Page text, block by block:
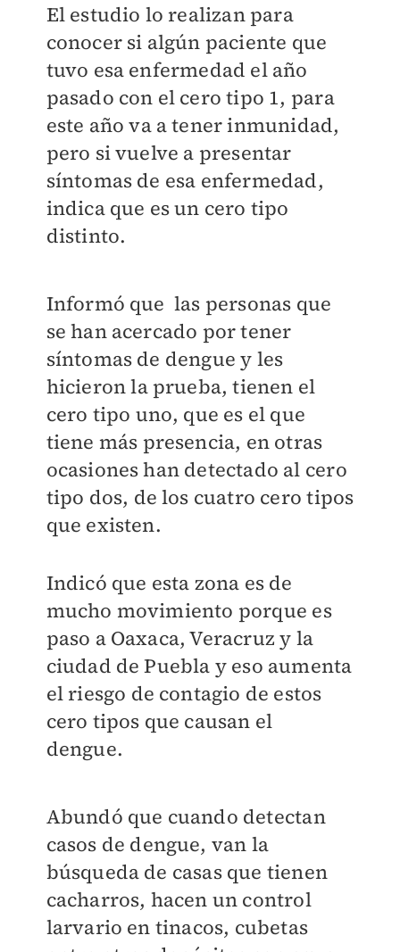
El estudio lo realizan para
conocer si algún paciente que
tuvo esa enfermedad el año
pasado con el cero tipo 1, para
este año va a tener inmunidad,
pero si vuelve a presentar
síntomas de esa enfermedad,
indica que es un cero tipo
distinto.
Informó que las personas que
se han acercado por tener
síntomas de dengue y les
hicieron la prueba, tienen el
cero tipo uno, que es el que
tiene más presencia, en otras
ocasiones han detectado al cero
tipo dos, de los cuatro cero tipos
que existen.
Indicó que esta zona es de
mucho movimiento porque es
paso a Oaxaca, Veracruz y la
ciudad de Puebla y eso aumenta
el riesgo de contagio de estos
cero tipos que causan el
dengue.
Abundó que cuando detectan
casos de dengue, van la
búsqueda de casas que tienen
cacharros, hacen un control
larvario en tinacos, cubetas